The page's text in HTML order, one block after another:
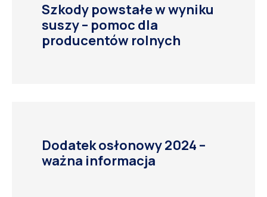
Szkody powstałe w wyniku
suszy – pomoc dla
producentów rolnych
Dodatek osłonowy 2024 –
ważna informacja